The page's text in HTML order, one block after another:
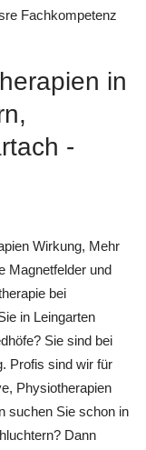
Fachkompetenz
in
-
Wirkung, Mehr
Magnetfelder und
bei
in Leingarten
Sie sind bei
Profis sind wir für
Physiotherapien
suchen Sie schon in
Dann